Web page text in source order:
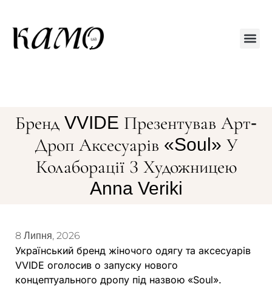
Бренд VVIDE Презентував Арт-
Дроп Аксесуарів «Soul» У
Колаборації З Художницею
Anna Veriki
8 Липня, 2026
Український бренд жіночого одягу та аксесуарів
VVIDE оголосив о запуску нового
концептуального дропу під назвою «Soul».